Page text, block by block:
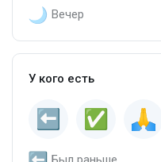
Вечер
У кого есть